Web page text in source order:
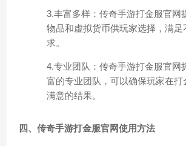
3.丰富多样：传奇手游打金服官网
物品和虚拟货币供玩家选择，满足
求。
4.专业团队：传奇手游打金服官网
富的专业团队，可以确保玩家在打
满意的结果。
四、传奇手游打金服官网使用方法